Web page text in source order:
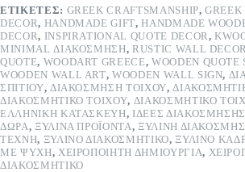
ΕΤΙΚΈΤΕΣ: GREEK CRAFTSMANSHIP,
DECOR, HANDMADE GIFT,HANDMADE
DECOR, INSPIRATIONAL QUOTE DECOR ,
MINIMAL ΔΙΑΚΌΣΜΗΣΗ,RUSTIC WALL
QUOTE, WOODART GREECE, WOODEN QUOTE
WOODEN WALL ART,WOODEN WALL SIGN,
ΣΠΙΤΙΟΎ, ΔΙΑΚΟΣΜΗΣΗ ΤΟΙΧΟΥ,
ΔΙΑΚΟΣΜΗΤΙΚΌ ΤΟΊΧΟΥ, ΔΙΑΚΟΣΜΗΤΙΚΌ
ΕΛΛΗΝΙΚΉ ΚΑΤΑΣΚΕΥΉ, ΙΔΈΕΣ
ΔΏΡΑ, ΞΎΛΙΝΑ ΠΡΟΪΌΝΤΑ, ΞΎΛΙΝΗ
ΤΈΧΝΗ, ΞΎΛΙΝΟ ΔΙΑΚΟΣΜΗΤΙΚΌ,ΞΎΛΙΝΟ
ΜΕ ΨΥΧΉ, ΧΕΙΡΟΠΟΊΗΤΗ ΔΗΜΙΟΥΡΓΊΑ,
ΔΙΑΚΟΣΜΗΤΙΚΌ